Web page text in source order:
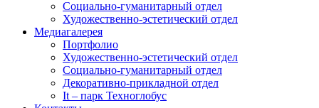
Социально-гуманитарный отдел
Художественно-эстетический отдел
Медиагалерея
Портфолио
Художественно-эстетический отдел
Социально-гуманитарный отдел
Декоративно-прикладной отдел
It – парк Техноглобус